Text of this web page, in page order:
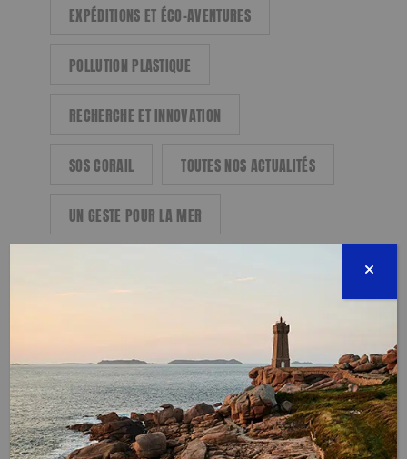
EXPÉDITIONS ET ÉCO-AVENTURES
POLLUTION PLASTIQUE
RECHERCHE ET INNOVATION
SOS CORAIL TOUTES NOS ACTUALITÉS
UN GESTE POUR LA MER
PLOGGING : BALLAGE/FOOTING ET
RAMASSAGE DE DÉCHETS